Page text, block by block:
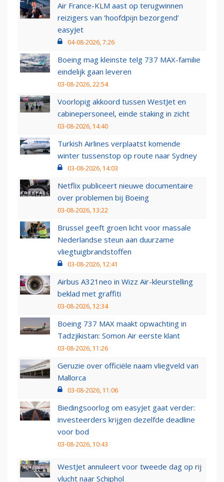
Air France-KLM aast op terugwinnen
reizigers van ‘hoofdpijn bezorgend’
easyJet
04-08-2026, 7:26
Boeing mag kleinste telg 737 MAX-familie
eindelijk gaan leveren
03-08-2026, 22:54
Voorlopig akkoord tussen WestJet en
cabinepersoneel, einde staking in zicht
03-08-2026, 14:40
Turkish Airlines verplaatst komende
winter tussenstop op route naar Sydney
03-08-2026, 14:03
Netflix publiceert nieuwe documentaire
over problemen bij Boeing
03-08-2026, 13:22
Brussel geeft groen licht voor massale
Nederlandse steun aan duurzame
vliegtuigbrandstoffen
03-08-2026, 12:41
Airbus A321neo in Wizz Air-kleurstelling
beklad met graffiti
03-08-2026, 12:34
Boeing 737 MAX maakt opwachting in
Tadzjikistan: Somon Air eerste klant
03-08-2026, 11:26
Geruzie over officiële naam vliegveld van
Mallorca
03-08-2026, 11:06
Biedingsoorlog om easyJet gaat verder:
investeerders krijgen dezelfde deadline
voor bod
03-08-2026, 10:43
WestJet annuleert voor tweede dag op rij
vlucht naar Schiphol